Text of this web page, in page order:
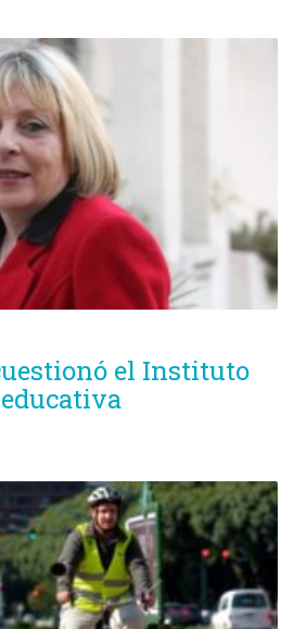
el Instituto